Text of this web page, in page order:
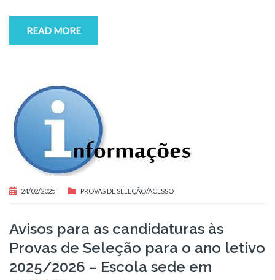
READ MORE
24/02/2025 PROVAS DE SELEÇÃO/ACESSO
Avisos para as candidaturas às
Provas de Seleção para o ano letivo
2025/2026 – Escola sede em